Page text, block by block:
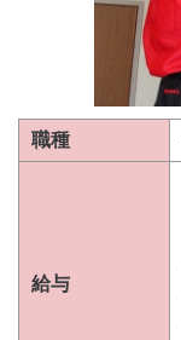
職種
給与